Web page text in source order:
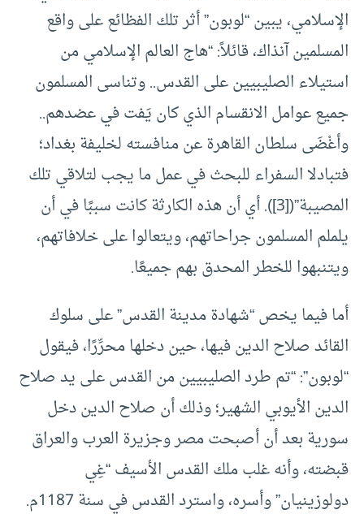
الإسلامي، يبين “لوبون” أثر تلك الفظائع على واقع
المسلمين آنذاك، قائلاً: “هاج العالم الإسلامي من
استيلاء الصليبيين على القدس.. وتناسى المسلمون
جميع عوامل الانقسام الذي كان يَفت في عضدهم..
وأغْضَى سلطان القاهرة عن منافسته لخليفة بغداد؛
فتبادلا السفراء للبحث في عمل ما يجب لتلاقي تلك
المصيبة”([3] ). أي أن هذه الكارثة كانت سببًا في أن
يلملم المسلمون جراحاتهم، ويتعالوا على خلافاتهم،
ويتنبهوا للخطر المحدق بهم جميعًا.
أما فيما يخص “شهادة مدينة القدس” على سلوك
القائد صلاح الدين فيها، حين دخلها محرِّرًا، فيقول
“لوبون”: “تم طرد الصليبيين من القدس على يد صلاح
الدين الأيوبي الشهير؛ وذلك أن صلاح الدين دخل
سورية بعد أن أصبحت مصر وجزيرة العرب والعراق
قبضته، وأنه غلب ملك القدس الأسيف “غِي
دولوزينيان” وأسره، واسترد القدس في سنة 1187م.